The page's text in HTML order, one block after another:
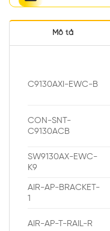
Mô tả
C9130AXI-EWC-B
CON-SNT-
C9130ACB
SW9130AX-EWC-
K9
AIR-AP-BRACKET-
1
AIR-AP-T-RAIL-R